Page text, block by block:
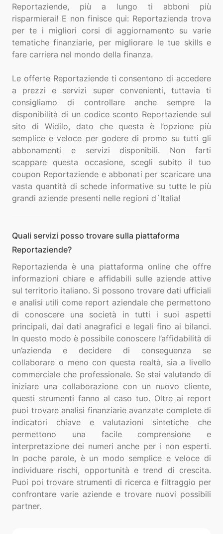
Reportaziende, più a lungo ti abboni più
risparmierai! E non finisce qui: Reportazienda trova
per te i migliori corsi di aggiornamento su varie
tematiche finanziarie, per migliorare le tue skills e
fare carriera nel mondo della finanza.
Le offerte Reportaziende ti consentono di accedere
a prezzi e servizi super convenienti, tuttavia ti
consigliamo di controllare anche sempre la
disponibilità di un codice sconto Reportaziende sul
sito di Widilo, dato che questa è l’opzione più
semplice e veloce per godere di promo su tutti gli
abbonamenti e servizi disponibili. Non farti
scappare questa occasione, scegli subito il tuo
coupon Reportaziende e abbonati per scaricare una
vasta quantità di schede informative su tutte le più
Quali servizi posso trovare sulla piattaforma
Reportaziende?
Reportazienda è una piattaforma online che offre
informazioni chiare e affidabili sulle aziende attive
sul territorio italiano. Si possono trovare dati ufficiali
e analisi utili come report aziendale che permettono
di conoscere una società in tutti i suoi aspetti
principali, dai dati anagrafici e legali fino ai bilanci.
In questo modo è possibile conoscere l’affidabilità di
un’azienda e decidere di conseguenza se
collaborare o meno con questa realtà, sia a livello
commerciale che professionale. Se stai valutando di
iniziare una collaborazione con un nuovo cliente,
questi strumenti fanno al caso tuo. Oltre ai report
puoi trovare analisi finanziarie avanzate complete di
indicatori chiave e valutazioni sintetiche che
permettono una facile comprensione e
interpretazione dei numeri anche per i non esperti.
In poche parole, è un modo semplice e veloce di
individuare rischi, opportunità e trend di crescita.
Puoi poi trovare strumenti di ricerca e filtraggio per
confrontare varie aziende e trovare nuovi possibili